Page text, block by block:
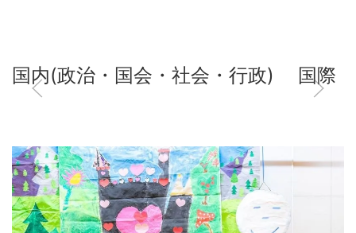
国内(政治・国会・社会・行政) 国際